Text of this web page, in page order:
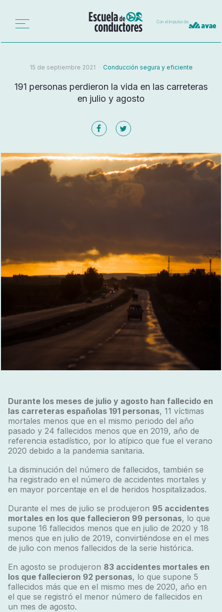
Con el impulso de
15 de septiembre 2021 Conducción segura y eficiente
191 personas perdieron la vida en las carreteras
en julio y agosto
Durante los meses de julio y agosto han fallecido en
las carreteras españolas 191 personas, 11 víctimas
mortales menos que en el mismo periodo del año
pasado y 24 fallecidos menos que en 2019, año de
referencia estadístico, por lo atípico que fue el verano
2020 debido a la pandemia sanitaria.
La disminución del número de fallecidos, también se
ha registrado en el número de accidentes mortales y
en mayor porcentaje en el de heridos hospitalizados.
Durante el mes de julio se produjeron 95 accidentes
mortales en los que fallecieron 99 personas, lo que
supone 16 fallecidos menos que en julio de 2020 y 18
menos que en julio de 2019, convirtiéndose en el mes
de julio con menos fallecidos de la serie histórica.
En agosto se produjeron 83 accidentes mortales en
los que fallecieron 92 personas, lo que supone 5
fallecidos más que en el mismo mes de 2020, año en
el que se registró el menor número de fallecidos en
un mes de agosto.